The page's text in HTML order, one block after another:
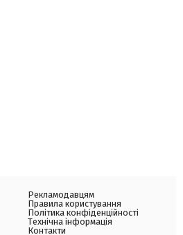
Рекламодавцям
Правила користування
Політика конфіденційності
Технічна інформація
Контакти